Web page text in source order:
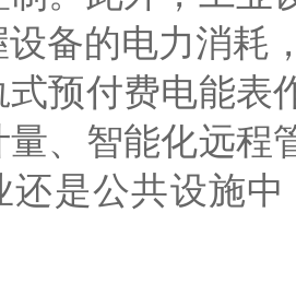
备的电力消耗
付费电能表作
量、智能化远程
还是公共设施